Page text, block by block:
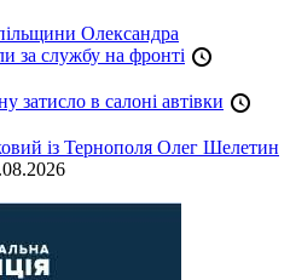
Олександра
за службу на фронті
в салоні автівки
із Тернополя Олег Шелетин